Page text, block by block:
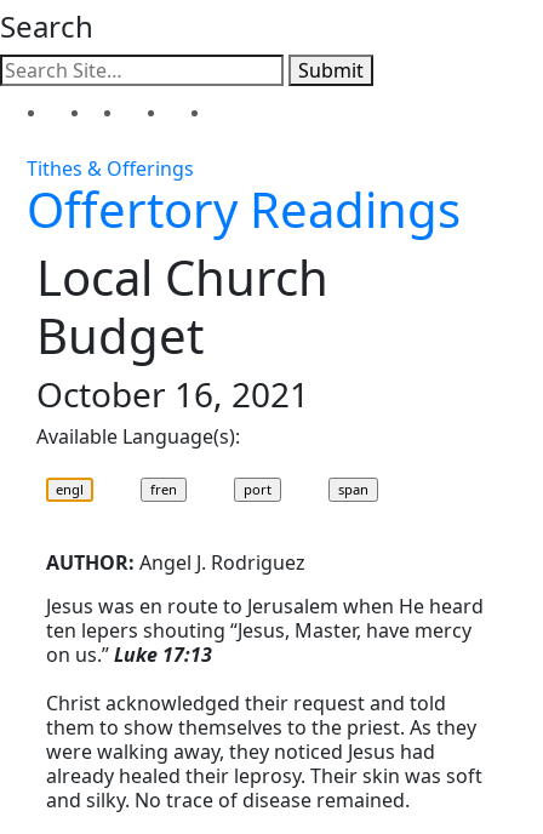
Search
Submit
Tithes & Offerings
Offertory Readings
Local Church
Budget
October 16, 2021
Available Language(s):
AUTHOR:Angel J. Rodriguez
Jesus was en route to Jerusalem when He heard
ten lepers shouting “Jesus, Master, have mercy
on us.”Luke 17:13
Christ acknowledged their request and told
them to show themselves to the priest. As they
were walking away, they noticed Jesus had
already healed their leprosy. Their skin was soft
and silky. No trace of disease remained.